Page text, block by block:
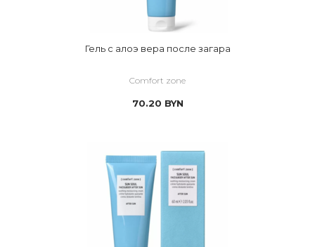
Гель с алоэ вера после загара
Comfort zone
70.20 BYN